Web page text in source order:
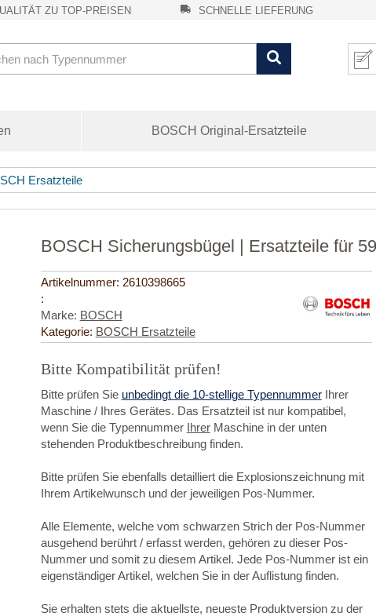
ZU TOP-PREISEN SCHNELLE LIEFERUNG
BOSCH Original-Ersatzteile
Ersatzteile
BOSCH Sicherungsbügel | Ersatzteile für
Artikelnummer: 2610398665
:
Marke: BOSCH
Kategorie: BOSCH Ersatzteile
Bitte Kompatibilität prüfen!
Bitte prüfen Sie unbedingt die 10-stellige TypennummerIhrer
Maschine / Ihres Gerätes. Das Ersatzteil ist nur kompatibel,
wenn Sie die Typennummer IhrerMaschine in der unten
stehenden Produktbeschreibung finden.
Bitte prüfen Sie ebenfalls detailliert die Explosionszeichnung mit
Ihrem Artikelwunsch und der jeweiligen Pos-Nummer.
Alle Elemente, welche vom schwarzen Strich der Pos-Nummer
ausgehend berührt / erfasst werden, gehören zu dieser Pos-
Nummer und somit zu diesem Artikel. Jede Pos-Nummer ist ein
eigenständiger Artikel, welchen Sie in der Auflistung finden.
Sie erhalten stets die aktuellste, neueste Produktversion zu der